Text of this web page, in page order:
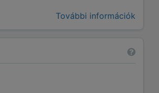
További információk